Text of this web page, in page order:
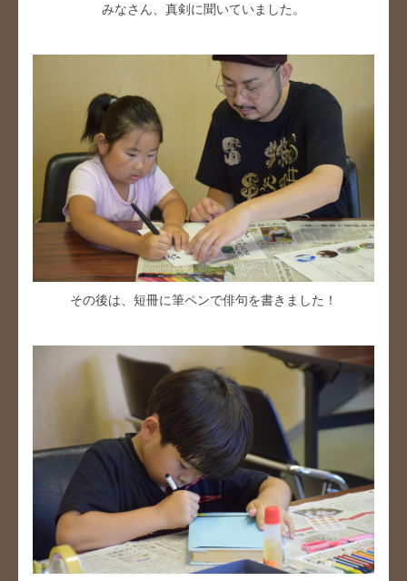
みなさん、真剣に聞いていました。
その後は、短冊に筆ペンで俳句を書きました！